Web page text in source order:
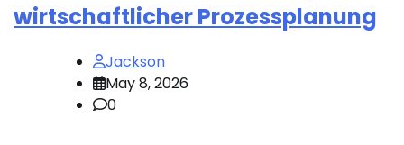
wirtschaftlicher Prozessplanung
Jackson
May 8, 2026
0